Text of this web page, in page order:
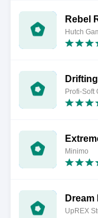
Rebel
Hutch
Profi-Soft
Minimo
Dream
UpREX